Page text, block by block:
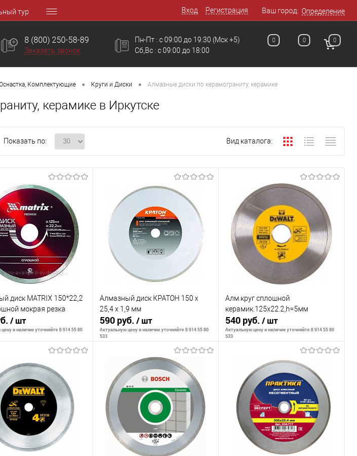
тур Вход Регистрация Ваш город: Определение
8 (800) 250-58-89
Заказать звонок
Пн-Пт : с 09:00 до 19:30
Сб,Вс : c 09:00 до 18:00
(Мск +5) 0 0 0
Комплектующие • Круги и Диски • Алмазные диски по керамограниту, керамике
керамике в Иркутске
Показать по: Вид каталога:
диск MATRIX 150*22,2
мокрая резка
/ шт
и наличие уточняйте 8 914 55 80
В корзину
В наличии
Алмазный диск КРАТОН 150 х
25,4 х 1,9 мм
590 руб. / шт
Актуальную цену и наличие уточняйте 8 914 55 80
533
В корзину
К сравнению
В избранное
В наличии
Алм.круг сплошной
керамик.125х22.2,h=5мм
540 руб./ шт
Актуальную цену и наличие уточняйте 8 914 55 80
533
В корзину
К сравнению
В избранное
В наличии